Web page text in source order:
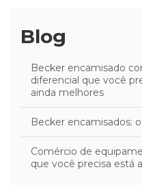
Blog
Becker encamisado
diferencial que você
ainda melhores
Becker encamisados:
Comércio de
que você precisa está